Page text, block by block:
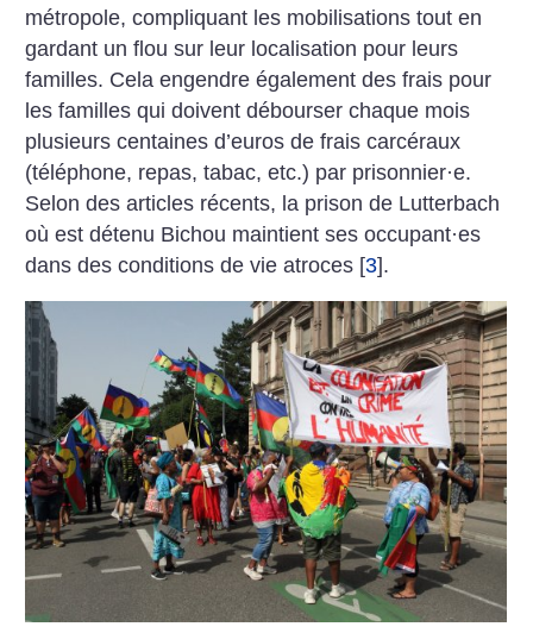
métropole, compliquant les mobilisations tout en
gardant un flou sur leur localisation pour leurs
familles. Cela engendre également des frais pour
les familles qui doivent débourser chaque mois
plusieurs centaines d’euros de frais carcéraux
(téléphone, repas, tabac, etc.) par prisonnier·e.
Selon des articles récents, la prison de Lutterbach
où est détenu Bichou maintient ses occupant·es
dans des conditions de vie atroces [3].